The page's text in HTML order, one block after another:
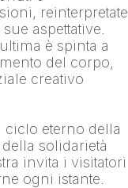
reinterpretate
aspettative.
è spinta a
del corpo,
creativo
ciclo eterno della
solidarietà
invita i visitatori
ogni istante.